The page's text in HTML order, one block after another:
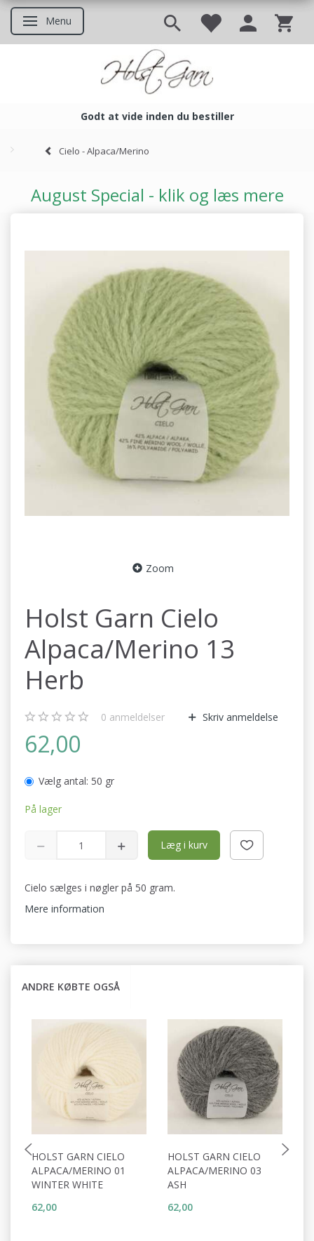
Skifte navigation
Menu
Godt at vide inden du bestiller
Cielo - Alpaca/Merino
August Special - klik og læs mere
Zoom
Holst Garn Cielo
Alpaca/Merino 13
Herb
0 anmeldelser Skriv anmeldelse
62,00
Vælg antal: 50 gr
På lager
Læg i kurv
Cielo sælges i nøgler på 50 gram.
Mere information
ANDRE KØBTE OGSÅ
HOLST GARN CIELO
ALPACA/MERINO 01
WINTER WHITE
62,00
HOLST GARN CIELO
ALPACA/MERINO 03
ASH
62,00